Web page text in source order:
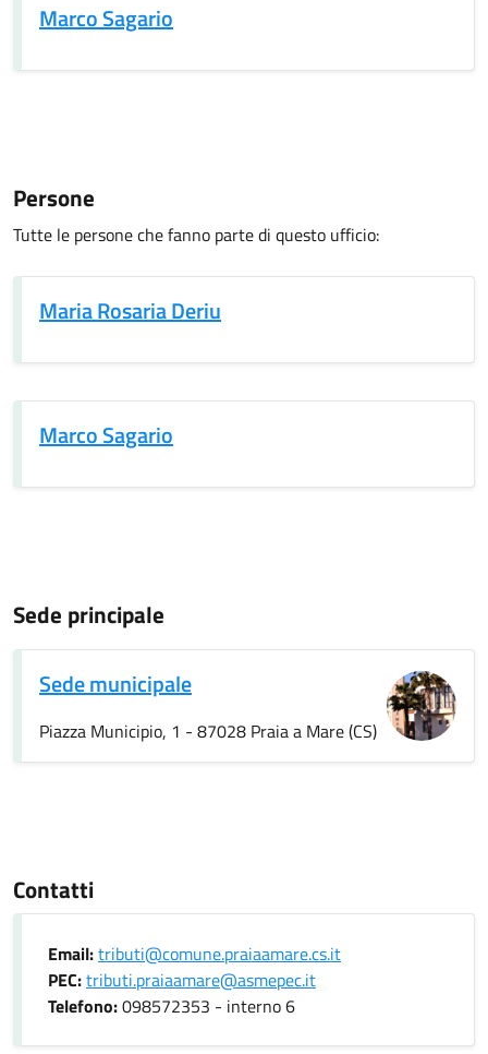
Marco Sagario
Persone
Tutte le persone che fanno parte di questo ufficio:
Maria Rosaria Deriu
Marco Sagario
Sede principale
Sede municipale
Piazza Municipio, 1 - 87028 Praia a Mare (CS)
Contatti
Email:tributi@comune.praiaamare.cs.it
PEC:tributi.praiaamare@asmepec.it
Telefono:098572353 - interno 6